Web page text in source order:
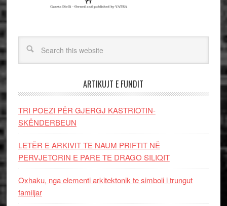
ARTIKUJT E FUNDIT
TRI POEZI PËR GJERGJ KASTRIOTIN-
SKËNDERBEUN
LETËR E ARKIVIT TE NAUM PRIFTIT NË
PERVJETORIN E PARE TE DRAGO SILIQIT
Oxhaku, nga elementi arkitektonik te simboli i trungut
familjar